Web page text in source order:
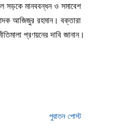
সড়কে মানববন্ধন ও সমাবেশ
আজিজুর রহমান। বক্তারা
প্রণয়নের দাবি জানান।
পুরাতন পোস্ট